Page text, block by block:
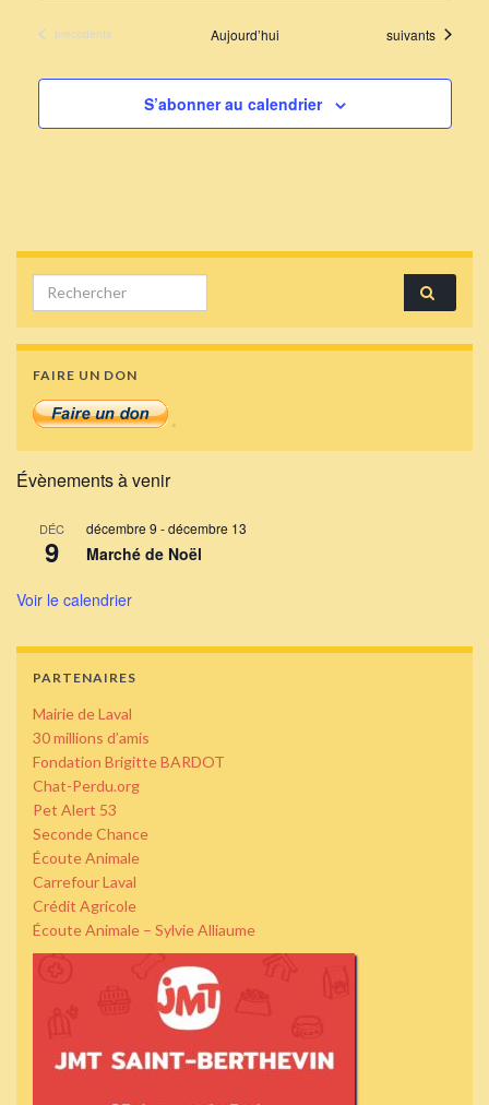
Évènements
précédents Aujourd’hui Évènements
suivants
S’abonner au calendrier
Search for:
FAIRE UN DON
Évènements à venir
DÉC
9
décembre 9 -décembre 13
Marché de Noël
Voir le calendrier
PARTENAIRES
Mairie de Laval
30 millions d’amis
Fondation Brigitte BARDOT
Chat-Perdu.org
Pet Alert 53
Seconde Chance
Écoute Animale
Carrefour Laval
Crédit Agricole
Écoute Animale – Sylvie Alliaume